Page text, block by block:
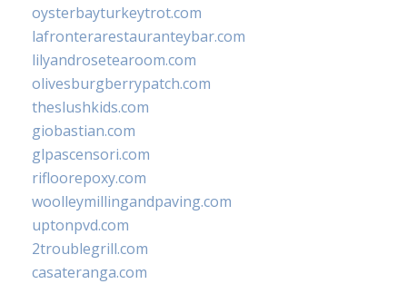
oysterbayturkeytrot.com
lafronterarestauranteybar.com
lilyandrosetearoom.com
olivesburgberrypatch.com
theslushkids.com
giobastian.com
glpascensori.com
rifloorepoxy.com
woolleymillingandpaving.com
uptonpvd.com
2troublegrill.com
casateranga.com